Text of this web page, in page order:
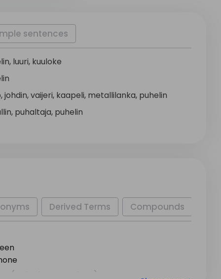
sentences
, luuri, kuuloke
,johdin,vaijeri, kaapeli, metallilanka, puhelin
, puhaltaja, puhelin
Derived Terms Compounds
(“telephone number”).